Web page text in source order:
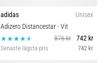
adidas
Unisex
Adizero Distancestar- Vit
876 kr
742 kr
Senaste lägsta pris 742 kr